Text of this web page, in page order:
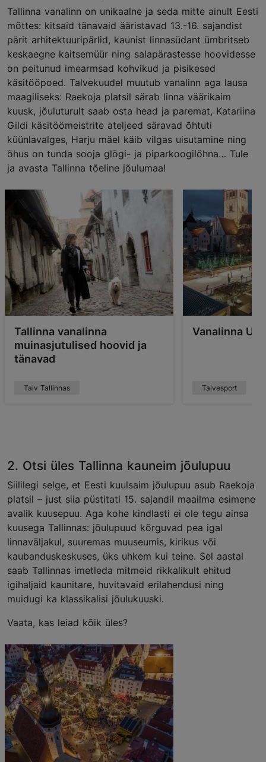
Tallinna vanalinn on unikaalne ja seda mitte ainult Eesti
mõttes: kitsaid tänavaid ääristavad 13.-16. sajandist
pärit arhitektuuripärlid, kaunist linnasüdant ümbritseb
keskaegne kaitsemüür ning salapärastesse hoovidesse
on peitunud imearmsad kohvikud ja pisikesed
käsitööpoed. Talvekuudel muutub vanalinn aga lausa
maagiliseks: Raekoja platsil särab linna väärikaim
kuusk, jõuluturult saab osta head ja paremat, Katariina
Gildi käsitöömeistrite ateljeed säravad õhtuti
küünlavalges, Harju mäel käib vilgas uisutamine ning
õhus on tunda sooja glögi- ja piparkoogilõhna… Tule
ja avasta Tallinna tõeline jõulumaa!
Tallinna vanalinna
muinasjutulised hoovid ja
tänavad
Talv Tallinnas
Vanalinna
Talvesport
2. Otsi üles Tallinna kauneim jõulupuu
Siililegi selge, et Eesti kuulsaim jõulupuu asub Raekoja
platsil – just siia püstitati 15. sajandil maailma esimene
avalik kuusepuu. Aga kohe kindlasti ei ole tegu ainsa
kuusega Tallinnas: jõulupuud kõrguvad pea igal
linnaväljakul, suuremas muuseumis, kirikus või
kaubanduskeskuses, üks uhkem kui teine. Sel aastal
saab Tallinnas imetleda mitmeid rikkalikult ehitud
igihaljaid kaunitare, huvitavaid erilahendusi ning
muidugi ka klassikalisi jõulukuuski.
Vaata, kas leiad kõik üles?